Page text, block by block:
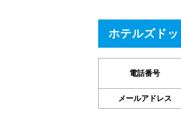
ホテルズド
電話番号
メールアドレス